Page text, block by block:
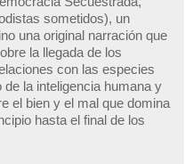
sometidos), un
una original narración que
la llegada de los
con las especies
la inteligencia humana y
el bien y el mal que domina
hasta el final de los